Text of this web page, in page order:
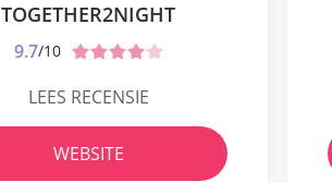
TOGETHER2NIGHT
9.7/10
LEES RECENSIE
WEBSITE